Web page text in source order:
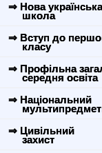
⇒ Нова українська
школа
⇒ Вступ до
класу
⇒ Профільна
середня освіта
⇒ Національний
⇒ Цивільний
захист